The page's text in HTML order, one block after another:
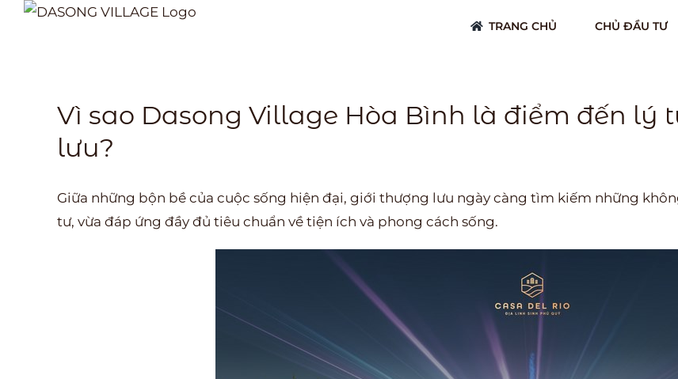
Skip
TRANG CHỦ CHỦ ĐẦU TƯ
Vì sao Dasong Village Hòa Bình là điểm đến lý
lưu?
Giữa những bộn bề của cuộc sống hiện đại, giới thượng lưu ngày càng tìm kiếm những
tư, vừa đáp ứng đầy đủ tiêu chuẩn về tiện ích và phong cách sống.